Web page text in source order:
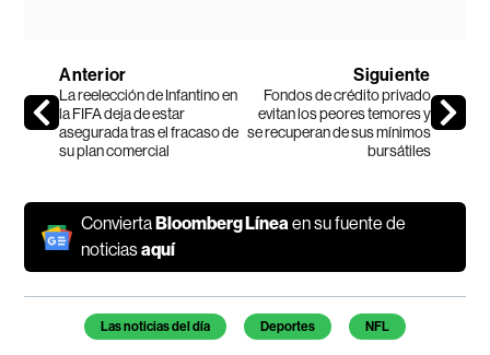
Anterior
La reelección de Infantino en
la FIFA deja de estar
asegurada tras el fracaso de
su plan comercial
Siguiente
Fondos de crédito privado
evitan los peores temores y
se recuperan de sus mínimos
bursátiles
Convierta Bloomberg Líneaen su fuente de
noticiasaquí
Temas de este artículo
Las noticias del día Deportes NFL